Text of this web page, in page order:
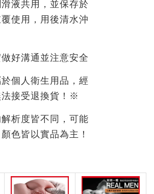
液共用，並保存於
使用，用後清水沖
好溝通並注意安全
個人衛生用品，經
接受退換貨！※
析度皆不同，可能
色皆以實品為主！